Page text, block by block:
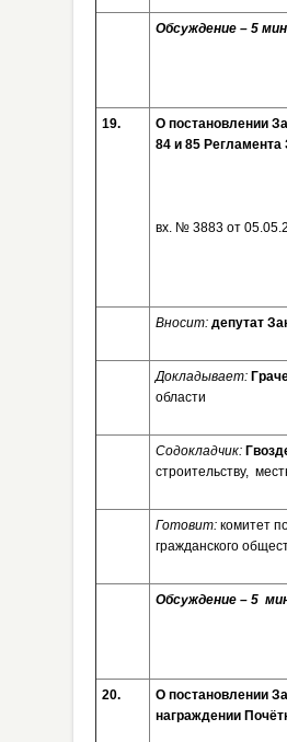
Обсуждение – 5
19.
О постановлении
84 и 85 Регламента
вх. № 3883 от
Вносит: депутат
Докладывает:
области
Содокладчик:
строительству,
Готовит: комитет
гражданского
Обсуждение – 5
20.
О
награждении